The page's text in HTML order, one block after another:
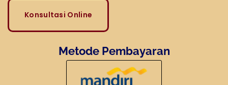
Konsultasi Online
Metode Pembayaran